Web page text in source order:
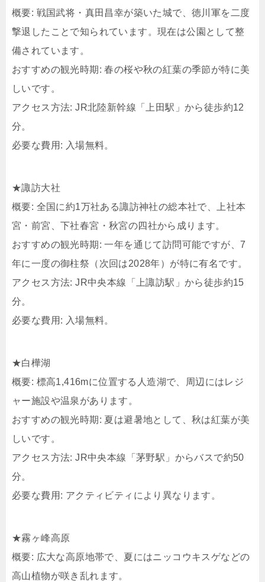
概要: 戦国武将・真田昌幸が築いた城で、徳川軍を二度
撃退したことで知られています。現在は公園として整
備されています。
おすすめの観光時期: 春の桜や秋の紅葉の季節が特に美
しいです。
アクセス方法: JR北陸新幹線「上田駅」から徒歩約12
分。
必要な費用: 入場無料。
★諏訪大社
概要: 全国に約1万社ある諏訪神社の総本社で、上社本
宮・前宮、下社春宮・秋宮の四社から成ります。
おすすめの観光時期: 一年を通じて訪問可能ですが、7
年に一度の御柱祭（次回は2028年）が特に有名です。
アクセス方法: JR中央本線「上諏訪駅」から徒歩約15
分。
必要な費用: 入場無料。
★白樺湖
概要: 標高1,416mに位置する人造湖で、周辺にはレジ
ャー施設や温泉があります。
おすすめの観光時期: 夏は避暑地として、秋は紅葉が美
しいです。
アクセス方法: JR中央本線「茅野駅」からバスで約50
分。
必要な費用: アクティビティにより異なります。
★霧ヶ峰高原
概要: 広大な高原地帯で、夏にはニッコウキスゲなどの
高山植物が咲き乱れます。